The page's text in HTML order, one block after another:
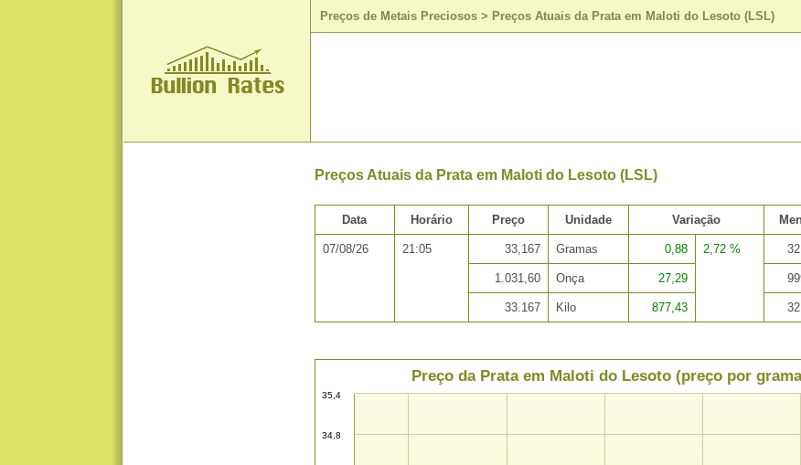
Preços de Metais Preciosos > Preços Atuais da Prata em Maloti do Lesoto (LSL)
Preços Atuais da Prata em Maloti do Lesoto (LSL)
Data Horário Preço Unidade Variação
07/08/26 21:05 33,167 Gramas 0,88 2,72 %
1.031,60 Onça 27,29
33.167 Kilo 877,43
Preço da Prata em Maloti do Lesoto (preço por
34,8
35,4